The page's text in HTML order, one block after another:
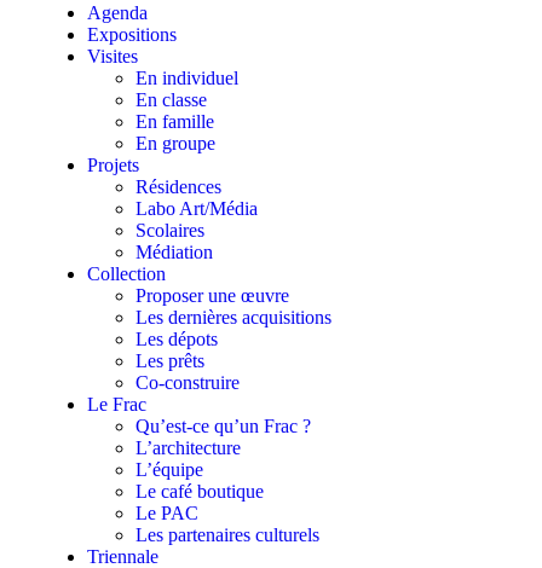
Agenda
Expositions
Visites
En individuel
En classe
En famille
En groupe
Projets
Résidences
Labo Art/Média
Scolaires
Médiation
Collection
Proposer une œuvre
Les dernières acquisitions
Les dépots
Les prêts
Co-construire
Le Frac
Qu’est-ce qu’un Frac ?
L’architecture
L’équipe
Le café boutique
Le PAC
Les partenaires culturels
Triennale